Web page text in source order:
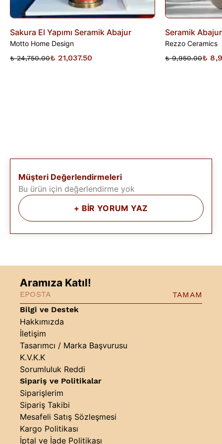
Sakura El Yapımı Seramik Abajur
Motto Home Design
₺ 24,750.00₺ 21,037.50
Seramik
Rezzo Ceramics
₺ 9,950.00₺
Müşteri Değerlendirmeleri
Bu ürün için değerlendirme yok
+ BİR YORUM YAZ
Bilgi ve Destek
Hakkımızda
İletişim
Tasarımcı / Marka Başvurusu
K.V.K.K
Sorumluluk Reddi
Sipariş ve Politikalar
Siparişlerim
Sipariş Takibi
Mesafeli Satış Sözleşmesi
Kargo Politikası
İptal ve İade Politikası
Aramıza Katıl!
TAMAM